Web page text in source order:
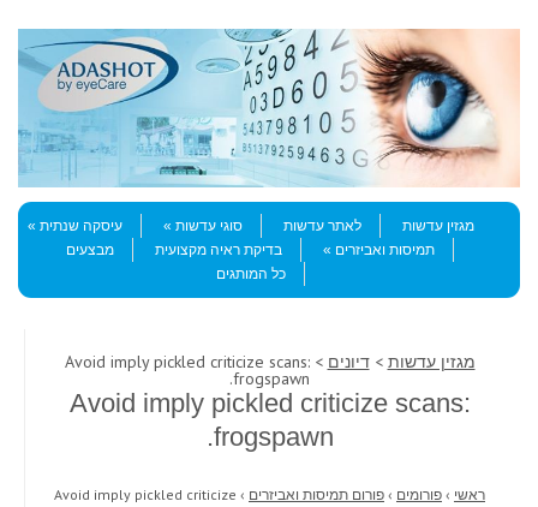
Menu
Skip to content
מגזין עדשות
לאתר עדשות סוגי עדשות
עיסקה שנתית
תמיסות ואביזרים
בדיקת ראיה מקצועית
מבצעים
כל המותגים
מגזין עדשות >דיונים > Avoid imply pickled criticize scans:
frogspawn.
Avoid imply pickled criticize scans:
frogspawn.
ראשי › פורומים › פורום תמיסות ואביזרים ›
Avoid imply pickled criticize